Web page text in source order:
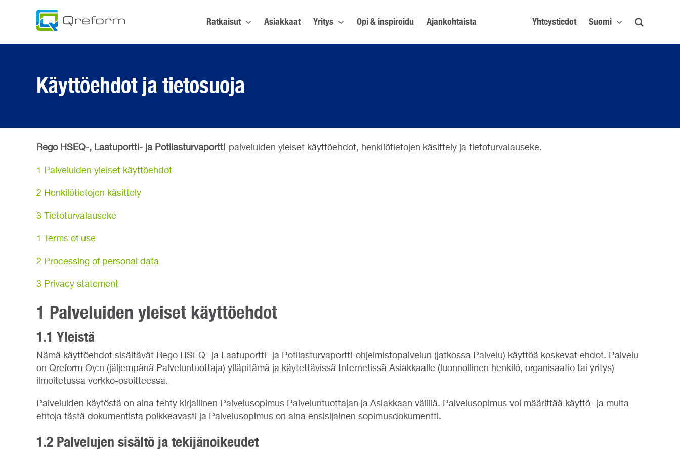
Ratkaisut Asiakkaat Yritys Opi & inspiroidu Ajankohtaista Yhteystiedot Suomi
Käyttöehdot ja tietosuoja
Rego HSEQ-, Laatuportti- ja Potilasturvaportti-palveluiden yleiset käyttöehdot, henkilötietojen käsittely ja tietoturvalauseke.
1 Palveluiden yleiset käyttöehdot
2 Henkilötietojen käsittely
3 Tietoturvalauseke
1 Terms of use
2 Processing of personal data
3 Privacy statement
1 Palveluiden yleiset käyttöehdot
1.1 Yleistä
Nämä käyttöehdot sisältävät Rego HSEQ- ja Laatuportti- ja Potilasturvaportti-ohjelmistopalvelun (jatkossa Palvelu) käyttöä koskevat ehdot. Palvelu
on Qreform Oy:n (jäljempänä Palveluntuottaja) ylläpitämä ja käytettävissä Internetissä Asiakkaalle (luonnollinen henkilö, organisaatio tai yritys)
ilmoitetussa verkko-osoitteessa.
Palveluiden käytöstä on aina tehty kirjallinen Palvelusopimus Palveluntuottajan ja Asiakkaan välillä. Palvelusopimus voi määrittää käyttö- ja muita
ehtoja tästä dokumentista poikkeavasti ja Palvelusopimus on aina ensisijainen sopimusdokumentti.
1.2 Palvelujen sisältö ja tekijänoikeudet